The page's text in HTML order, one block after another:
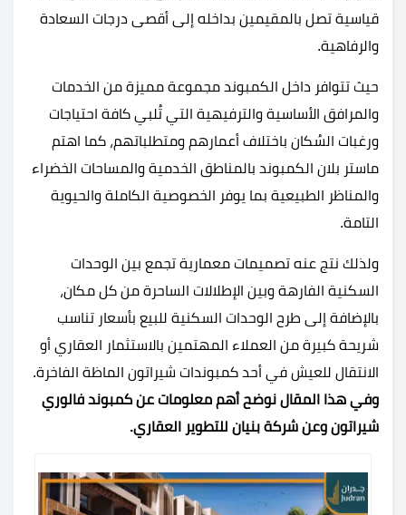
قياسية تصل بالمقيمين بداخله إلى أقصى درجات السعادة
والرفاهية.
حيث تتوافر داخل الكمبوند مجموعة مميزة من الخدمات
والمرافق الأساسية والترفيهية التي تُلبي كافة احتياجات
ورغبات السُكان باختلاف أعمارهم ومتطلباتهم، كما اهتم
ماستر بلان الكمبوند بالمناطق الخدمية والمساحات الخضراء
والمناظر الطبيعية بما يوفر الخصوصية الكاملة والحيوية
التامة.
ولذلك نتج عنه تصميمات معمارية تجمع بين الوحدات
السكنية الفارهة وبين الإطلالات الساحرة من كل مكان،
بالإضافة إلى طرح الوحدات السكنية للبيع بأسعار تناسب
شريحة كبيرة من العملاء المهتمين بالاستثمار العقاري أو
الانتقال للعيش في أحد كمبوندات شيراتون الماظة الفاخرة.
وفي هذا المقال نوضح أهم معلومات عن كمبوند فالوري
شيراتون وعن شركة بنيان للتطوير العقاري.